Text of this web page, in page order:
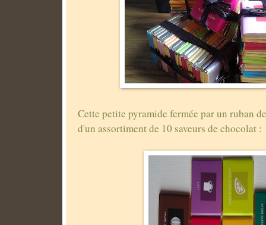
Cette petite pyramide fermée par un ruban
d'un assortiment de 10 saveurs de chocolat :